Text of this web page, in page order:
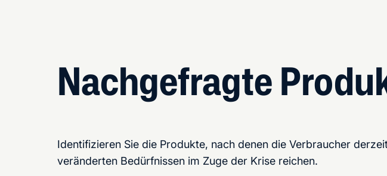
Nachgefragte
Identifizieren Sie die Produkte, nach denen die Verbraucher
veränderten Bedürfnissen im Zuge der Krise reichen.